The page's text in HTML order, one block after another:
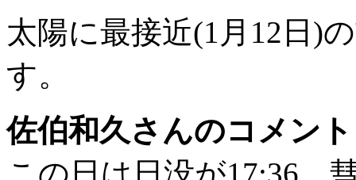
太陽に最接近(1月12日)
す。
佐伯和久さんのコメン